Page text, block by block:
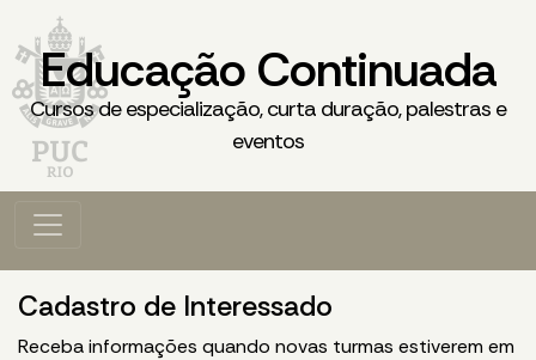
Educação Continuada
Cursos de especialização, curta duração, palestras e
eventos
Cadastro de Interessado
Receba informações quando novas turmas estiverem em